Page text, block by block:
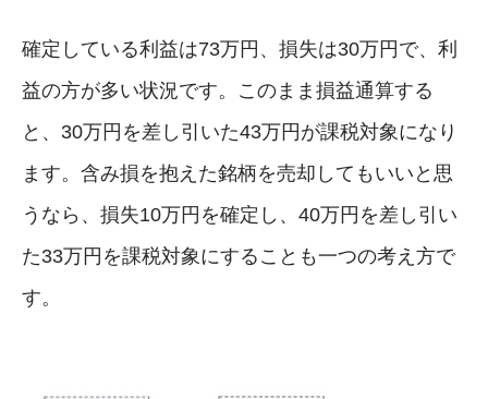
確定している利益は73万円、損失は30万円で、利
益の方が多い状況です。このまま損益通算する
と、30万円を差し引いた43万円が課税対象になり
ます。含み損を抱えた銘柄を売却してもいいと思
うなら、損失10万円を確定し、40万円を差し引い
た33万円を課税対象にすることも一つの考え方で
す。